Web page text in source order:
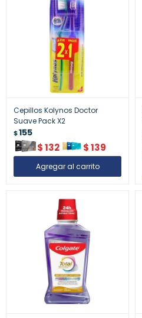
Cepillos Kolynos Doctor
Suave Pack X2
$155
$132 $139